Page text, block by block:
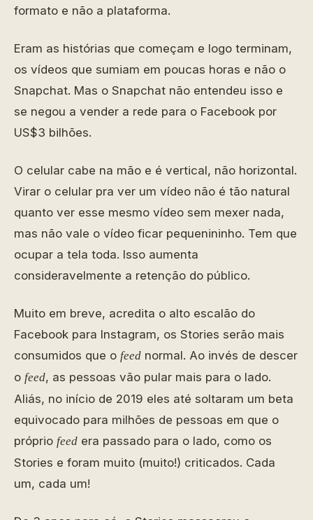
formato e não a plataforma.
Eram as histórias que começam e logo terminam,
os vídeos que sumiam em poucas horas e não o
Snapchat. Mas o Snapchat não entendeu isso e
se negou a vender a rede para o Facebook por
US$3 bilhões.
O celular cabe na mão e é vertical, não horizontal.
Virar o celular pra ver um vídeo não é tão natural
quanto ver esse mesmo vídeo sem mexer nada,
mas não vale o vídeo ficar pequenininho. Tem que
ocupar a tela toda. Isso aumenta
consideravelmente a retenção do público.
Muito em breve, acredita o alto escalão do
Facebook para Instagram, os Stories serão mais
consumidos que o feed normal. Ao invés de descer
o feed, as pessoas vão pular mais para o lado.
Aliás, no início de 2019 eles até soltaram um beta
equivocado para milhões de pessoas em que o
próprio feed era passado para o lado, como os
Stories e foram muito (muito!) criticados. Cada
um, cada um!